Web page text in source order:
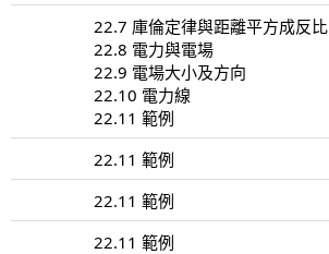
22.7 庫倫定律與距離平方成反比
22.8 電力與電場
22.9 電場大小及方向
22.10 電力線
22.11 範例
22.11 範例
22.11 範例
22.11 範例